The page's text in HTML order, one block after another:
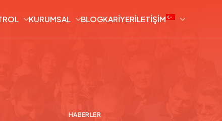
KURUMSAL BLOGKARIYERİLETIŞIM
HABERLER